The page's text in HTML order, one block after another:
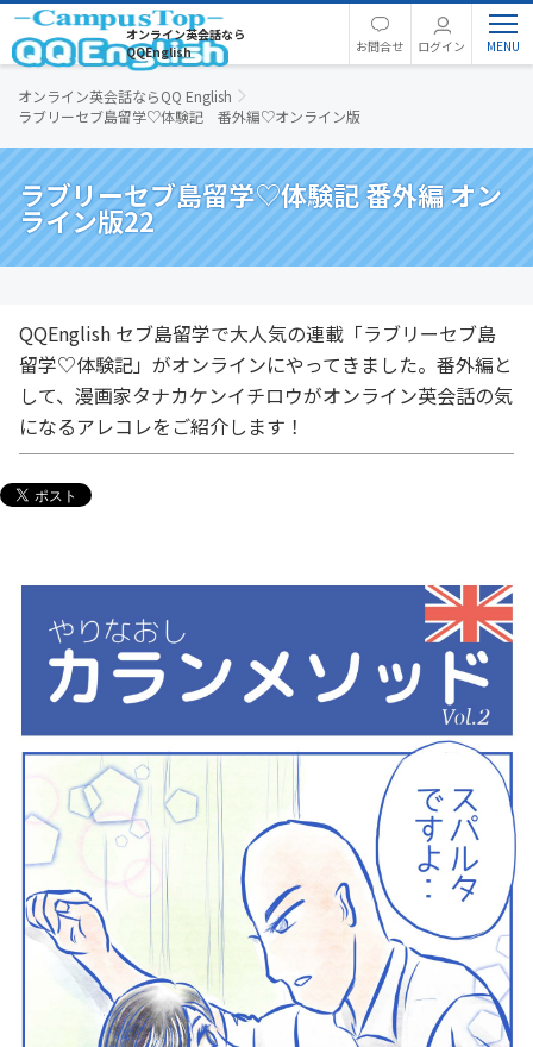
オンライン英会話なら
QQEnglish
お問合せ ログイン
オンライン英会話ならQQ English
ラブリーセブ島留学♡体験記 番外編♡オンライン版
ラブリーセブ島留学♡体験記 番外編 オン
ライン版22
QQEnglish セブ島留学で大人気の連載「ラブリーセブ島
留学♡体験記」がオンラインにやってきました。番外編と
して、漫画家タナカケンイチロウがオンライン英会話の気
になるアレコレをご紹介します！